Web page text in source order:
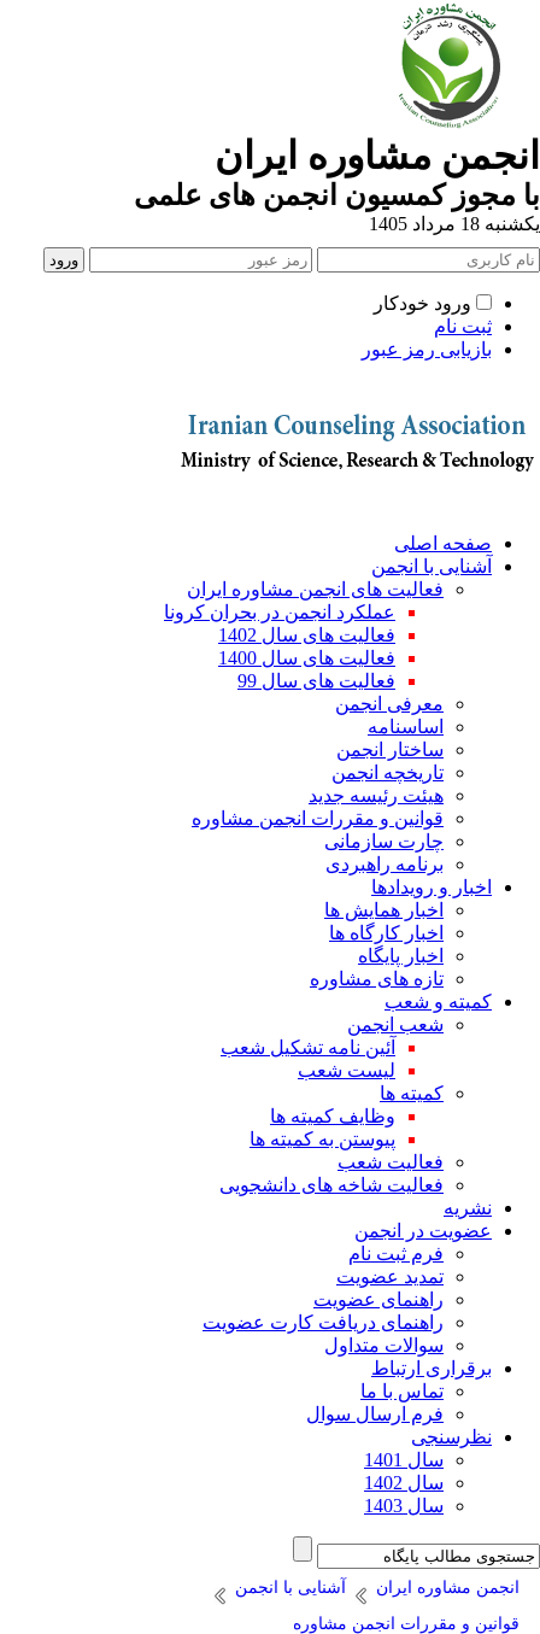
مشاوره ایران
مجوز کمسیون انجمن های علمی
18 مرداد 1405
ورود خودکار
ثبت نام
بازیابی رمز عبور
صفحه اصلی
آشنایی با انجمن
فعالیت های انجمن مشاوره ایران
عملکرد انجمن در بحران کرونا
فعالیت های سال 1402
فعالیت های سال 1400
فعالیت های سال 99
معرفی انجمن
اساسنامه
ساختار انجمن
تاریخچه انجمن
هیئت رئیسه جدید
قوانین و مقررات انجمن مشاوره
چارت سازمانی
برنامه راهبردی
اخبار و رویدادها
اخبار همایش ها
اخبار کارگاه ها
اخبار پایگاه
تازه های مشاوره
کمیته و شعب
شعب انجمن
آئین نامه تشکیل شعب
لیست شعب
کمیته ها
وظایف کمیته ها
پیوستن به کمیته ها
فعالیت شعب
فعالیت شاخه های دانشجویی
نشریه
عضویت در انجمن
فرم ثبت نام
تمدید عضویت
راهنمای عضویت
راهنمای دریافت کارت عضویت
سوالات متداول
برقراری ارتباط
تماس با ما
فرم ارسال سوال
نظرسنجی
سال 1401
سال 1402
سال 1403
انجمن مشاوره ایران
آشنایی با انجمن
قوانین و مقررات انجمن مشاوره